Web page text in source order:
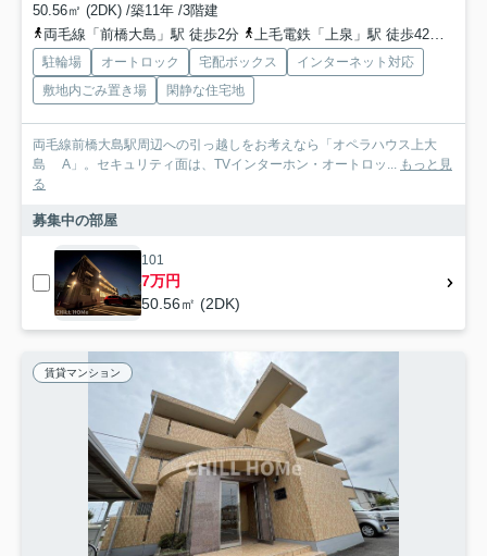
50.56㎡ (2DK) /築11年 /3階建
両毛線「前橋大島」駅 徒歩2分
上毛電鉄「上泉」駅 徒歩42分
駐輪場 オートロック 宅配ボックス
インターネット対応
敷地内ごみ置き場
閑静な住宅地
両毛線前橋大島駅周辺への引っ越しをお考えなら「オペラハウス上大
島 A」。セキュリティ面は、TVインターホン・オートロッ... もっと見
る
募集中の部屋
101
7万円
50.56㎡ (2DK)
賃貸マンション